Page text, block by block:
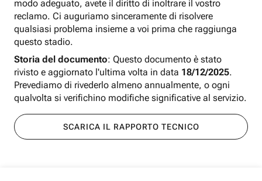
modo adeguato, avete il diritto di inoltrare il vostro
reclamo. Ci auguriamo sinceramente di risolvere
qualsiasi problema insieme a voi prima che raggiunga
questo stadio.
Storia del documento: Questo documento è stato
rivisto e aggiornato l'ultima volta in data 18/12/2025.
Prevediamo di rivederlo almeno annualmente, o ogni
qualvolta si verifichino modifiche significative al servizio.
SCARICA IL RAPPORTO TECNICO